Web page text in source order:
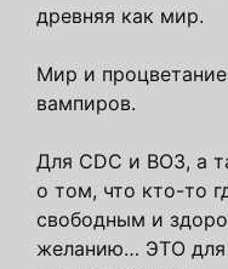
древняя как мир.
Мир и
вампиров.
Для CDC и ВОЗ, а
о том, что кто-то
свободным и
желанию… ЭТО